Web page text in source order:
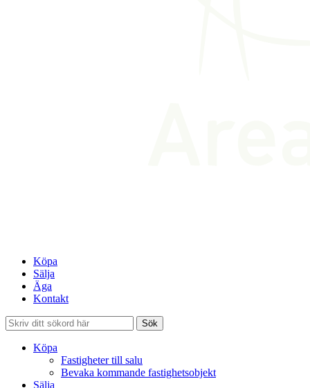
Köpa
Sälja
Äga
Kontakt
Köpa
Fastigheter till salu
Bevaka kommande fastighetsobjekt
Sälja